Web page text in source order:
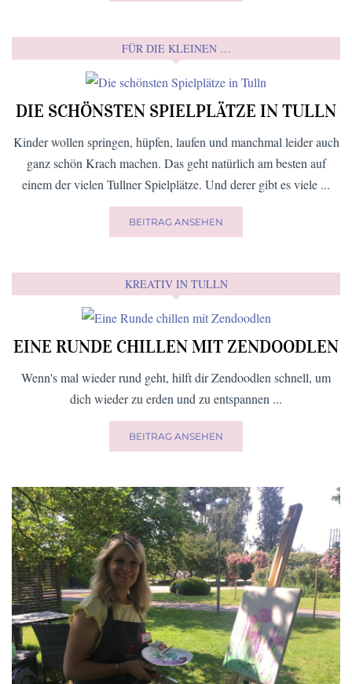
FÜR DIE KLEINEN …
DIE SCHÖNSTEN SPIELPLÄTZE IN TULLN
Kinder wollen springen, hüpfen, laufen und manchmal leider auch
ganz schön Krach machen. Das geht natürlich am besten auf
einem der vielen Tullner Spielplätze. Und derer gibt es viele ...
BEITRAG ANSEHEN
KREATIV IN TULLN
EINE RUNDE CHILLEN MIT ZENDOODLEN
Wenn's mal wieder rund geht, hilft dir Zendoodlen schnell, um
dich wieder zu erden und zu entspannen ...
BEITRAG ANSEHEN